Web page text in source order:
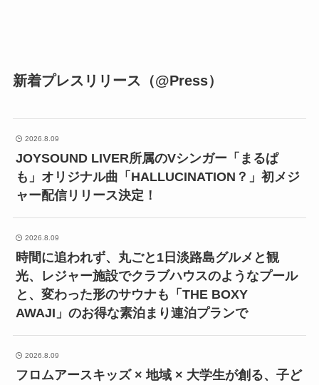
新着プレスリリース（@Press）
2026.8.09
JOYSOUND LIVER所属のVシンガー「まるぱ
も」オリジナル曲「HALLUCINATION？」初メジ
ャー配信リリース決定！
2026.8.09
時間に追われず、丸ごと1日淡路島グルメと観
光、レジャー施設でクラブハウスのようなプール
と、変わった形のサウナも「THE BOXY
AWAJI」のお得な素泊まり連泊プランで
2026.8.09
フロムアースキッズ × 地域 × 大学生が創る、子ど